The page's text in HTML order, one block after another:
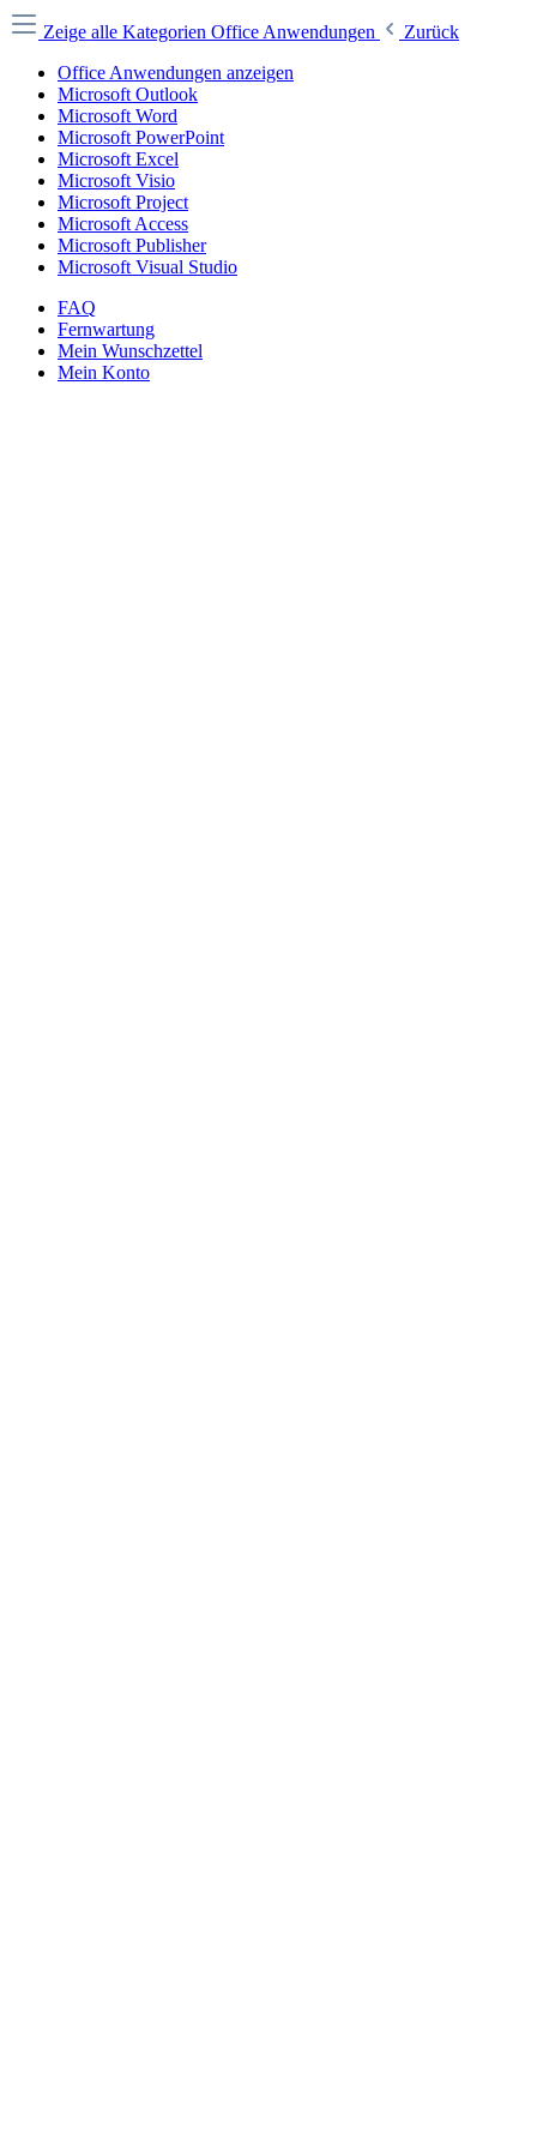
Zeige alle Kategorien Office Anwendungen
Zurück
Office Anwendungen anzeigen
Microsoft Outlook
Microsoft Word
Microsoft PowerPoint
Microsoft Excel
Microsoft Visio
Microsoft Project
Microsoft Access
Microsoft Publisher
Microsoft Visual Studio
FAQ
Fernwartung
Mein Wunschzettel
Mein Konto